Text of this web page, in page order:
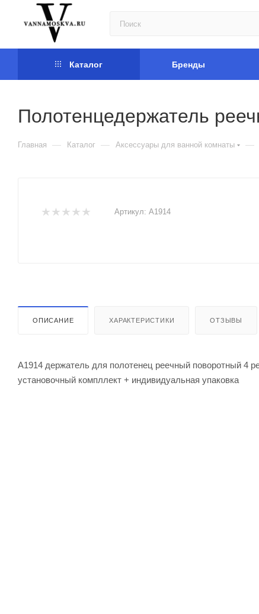
Каталог Бренды
Полотенцедержатель
Главная — Каталог — Аксессуары для ванной комнаты —
Артикул: A1914
ОПИСАНИЕ ХАРАКТЕРИСТИКИ ОТЗЫВЫ
A1914 держатель для полотенец реечный поворотный 4
установочный компллект + индивидуальная упаковка